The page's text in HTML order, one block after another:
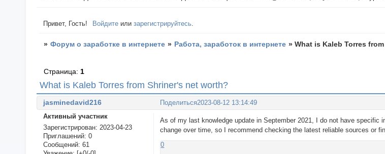
Привет, Гость! Войдите илизарегистрируйтесь.
» Форум о заработке в интернете » Работа, заработок в интернете »What is Kaleb Torres
What is Kaleb Torres from Shriner's net worth?
Страница: 1
Поделиться2023-08-12 13:14:49
jasminedavid216
Активный участник
Зарегистрирован: 2023-04-23
Приглашений: 0
Сообщений: 61
As of my last knowledge update in September 2021, I do not have specific
change over time, so I recommend checking the latest reliable sources or
0